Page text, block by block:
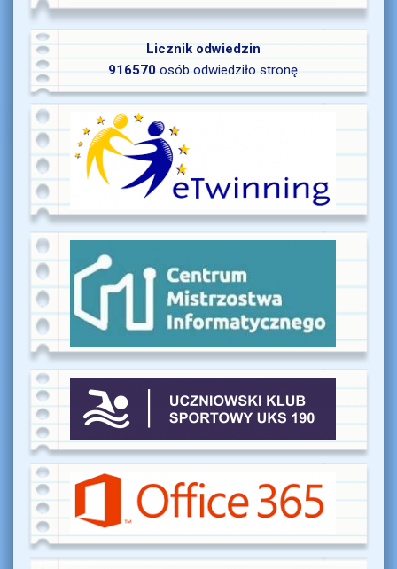
Licznik odwiedzin
916570 osób odwiedziło stronę